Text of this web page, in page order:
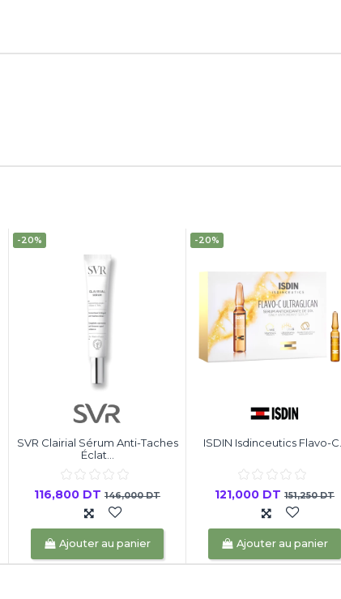
-20%
SVR Clairial Sérum Anti-Taches
Éclat...
116,800 DT 146,000 DT
Ajouter au panier
-20%
ISDIN Isdinceutics Flavo-C...
121,000 DT 151,250 DT
Ajouter au panier